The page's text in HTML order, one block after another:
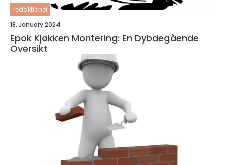
redaktionel
18. January 2024
Epok Kjøkken Montering: En Dybdegående
Oversikt